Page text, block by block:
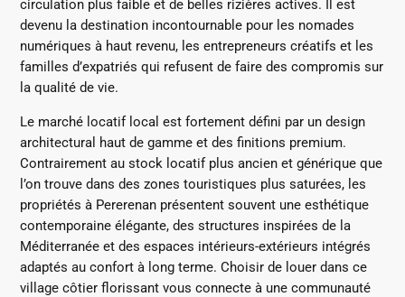
circulation plus faible et de belles rizières actives.
Il est
devenu la destination incontournable pour les nomades
numériques à haut revenu, les entrepreneurs créatifs et les
familles d’expatriés qui refusent de faire des compromis sur
la qualité de vie.
Le marché locatif local est fortement défini par un design
architectural haut de gamme et des finitions premium.
Contrairement au stock locatif plus ancien et générique que
l’on trouve dans des zones touristiques plus saturées, les
propriétés à Pererenan présentent souvent une esthétique
contemporaine élégante, des structures inspirées de la
Méditerranée et des espaces intérieurs-extérieurs intégrés
adaptés au confort à long terme. Choisir de louer dans ce
village côtier florissant vous connecte à une communauté